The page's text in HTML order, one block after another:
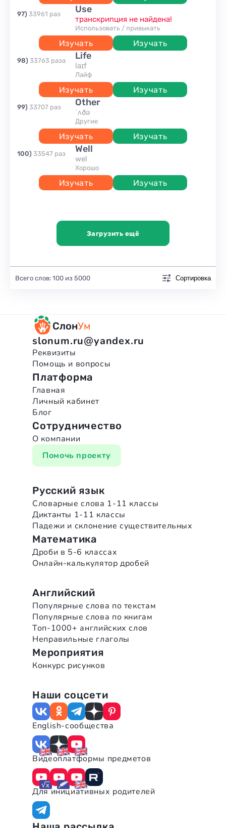
97) 33961 раз use
транскрипция не найдена!
использовать / привыкать
Изучать Изучать
98) 33763 раза life
laɪf
Лайф
Изучать Изучать
99) 33707 раз other
ˈʌðə
другие
Изучать Изучать
100) 33547 раз well
wel
хорошо
Изучать Изучать
Загрузить ещё
Всего слов: 100 из 5000 Сортировка
СлонУм
slonum.ru@yandex.ru
Реквизиты
Помощь и вопросы
Платформа
Главная
Личный кабинет
Блог
Сотрудничество
О компании
Помочь проекту
Русский язык
Словарные слова 1-11 классы
Диктанты 1-11 классы
Падежи и склонение существительных
Математика
Дроби в 5-6 классах
Онлайн-калькулятор дробей
Английский
Популярные слова по текстам
Популярные слова по книгам
Топ-1000+ английских слов
Неправильные глаголы
Мероприятия
Конкурс рисунков
Наши соцсети
English-сообщества
Видеоплатформы предметов
Для инициативных родителей